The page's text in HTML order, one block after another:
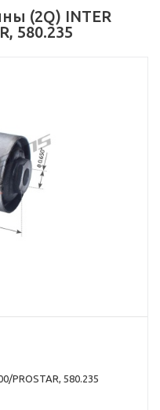
(2Q) INTER
580.235
PROSTAR, 580.235